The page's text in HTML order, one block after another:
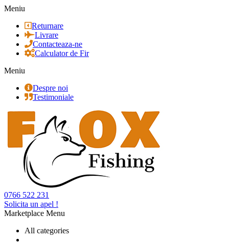
Meniu
Returnare
Livrare
Contacteaza-ne
Calculator de Fir
Meniu
Despre noi
Testimoniale
0766 522 231
Solicita un apel !
Marketplace Menu
All categories